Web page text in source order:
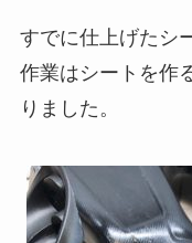
すでに仕上げたシ
作業はシートを作
りました。